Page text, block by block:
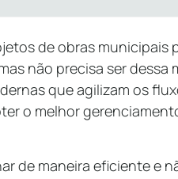
de obras municipais
não precisa ser dessa
que agilizam os
o melhor
de maneira eficiente e